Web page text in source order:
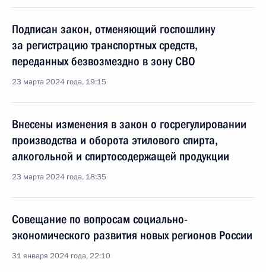
Подписан закон, отменяющий госпошлину
за регистрацию транспортных средств,
переданных безвозмездно в зону СВО
23 марта 2024 года, 19:15
Внесены изменения в закон о госрегулировании
производства и оборота этилового спирта,
алкогольной и спиртосодержащей продукции
23 марта 2024 года, 18:35
Совещание по вопросам социально-
экономического развития новых регионов России
31 января 2024 года, 22:10